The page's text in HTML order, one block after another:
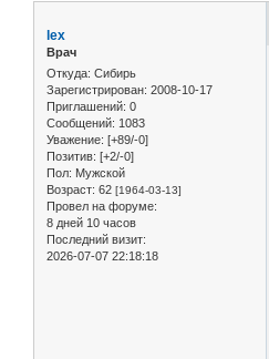
lex
Врач
Откуда: Сибирь
Зарегистрирован: 2008-10-17
Приглашений: 0
Сообщений: 1083
Уважение: [+89/-0]
Позитив: [+2/-0]
Пол: Мужской
Возраст: 62 [1964-03-13]
Провел на форуме:
8 дней 10 часов
Последний визит:
2026-07-07 22:18:18